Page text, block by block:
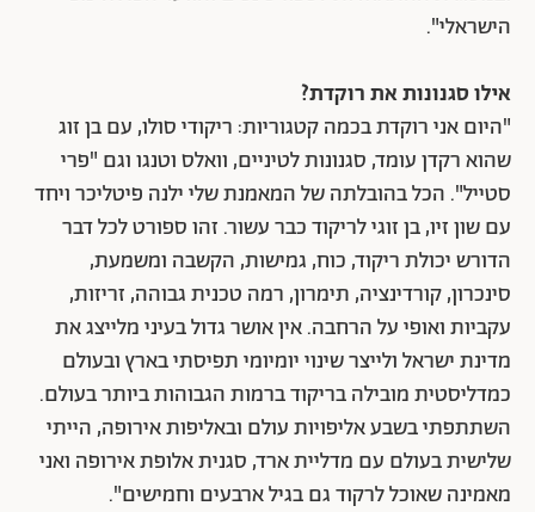
הישראלי".
אילו סגנונות את רוקדת?
"היום אני רוקדת בכמה קטגוריות: ריקודי סולו, עם בן זוג
שהוא רקדן עומד, סגנונות לטיניים, וואלס וטנגו וגם "פרי
סטייל". הכל בהובלתה של המאמנת שלי ילנה פיטליכר ויחד
עם שון זיו, בן זוגי לריקוד כבר עשור. זהו ספורט לכל דבר
הדורש יכולת ריקוד, כוח, גמישות, הקשבה ומשמעת,
סינכרון, קורדינציה, תימרון, רמה טכנית גבוהה, זריזות,
עקביות ואופי על הרחבה. אין אושר גדול בעיני מלייצג את
מדינת ישראל ולייצר שינוי יומיומי תפיסתי בארץ ובעולם
כמדליסטית מובילה בריקוד ברמות הגבוהות ביותר בעולם.
השתתפתי בשבע אליפויות עולם ובאליפות אירופה, הייתי
שלישית בעולם עם מדליית ארד, סגנית אלופת אירופה ואני
מאמינה שאוכל לרקוד גם בגיל ארבעים וחמישים".